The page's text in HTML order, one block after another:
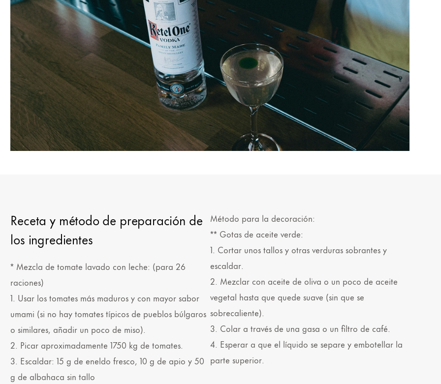
Receta y método de preparación de
los ingredientes
* Mezcla de tomate lavado con leche: (para 26
raciones)
1. Usar los tomates más maduros y con mayor sabor
umami (si no hay tomates típicos de pueblos búlgaros
o similares, añadir un poco de miso).
2. Picar aproximadamente 1750 kg de tomates.
3. Escaldar: 15 g de eneldo fresco, 10 g de apio y 50
g de albahaca sin tallo
Método para la decoración:
** Gotas de aceite verde:
1. Cortar unos tallos y otras verduras sobrantes y
escaldar.
2. Mezclar con aceite de oliva o un poco de aceite
vegetal hasta que quede suave (sin que se
sobrecaliente).
3. Colar a través de una gasa o un filtro de café.
4. Esperar a que el líquido se separe y embotellar la
parte superior.